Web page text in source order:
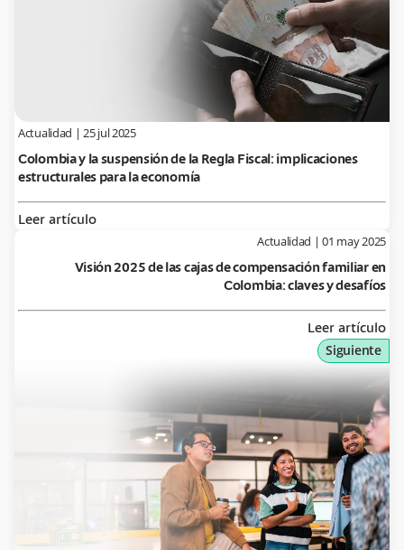
Actualidad |25 jul 2025
Colombia y la suspensión de la Regla Fiscal: implicaciones
estructurales para la economía
Leer artículo
Siguiente
Actualidad |01 may 2025
Visión 2025 de las cajas de compensación familiar en
Colombia: claves y desafíos
Leer artículo